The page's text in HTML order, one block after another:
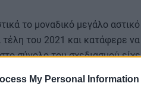
My Personal Information
το μοναδικό μεγάλο
του 2021 και κατάφερε
σύνολο του σχεδιασμού
της τότε ΕΡΓΟΣΕ, με